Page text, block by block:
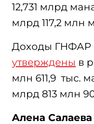
12,731 млрд
млрд 117,2 млн
Доходы ГНФАР
утверждены в
млн 611,9 тыс.
млрд 813 млн
Алена Салаева